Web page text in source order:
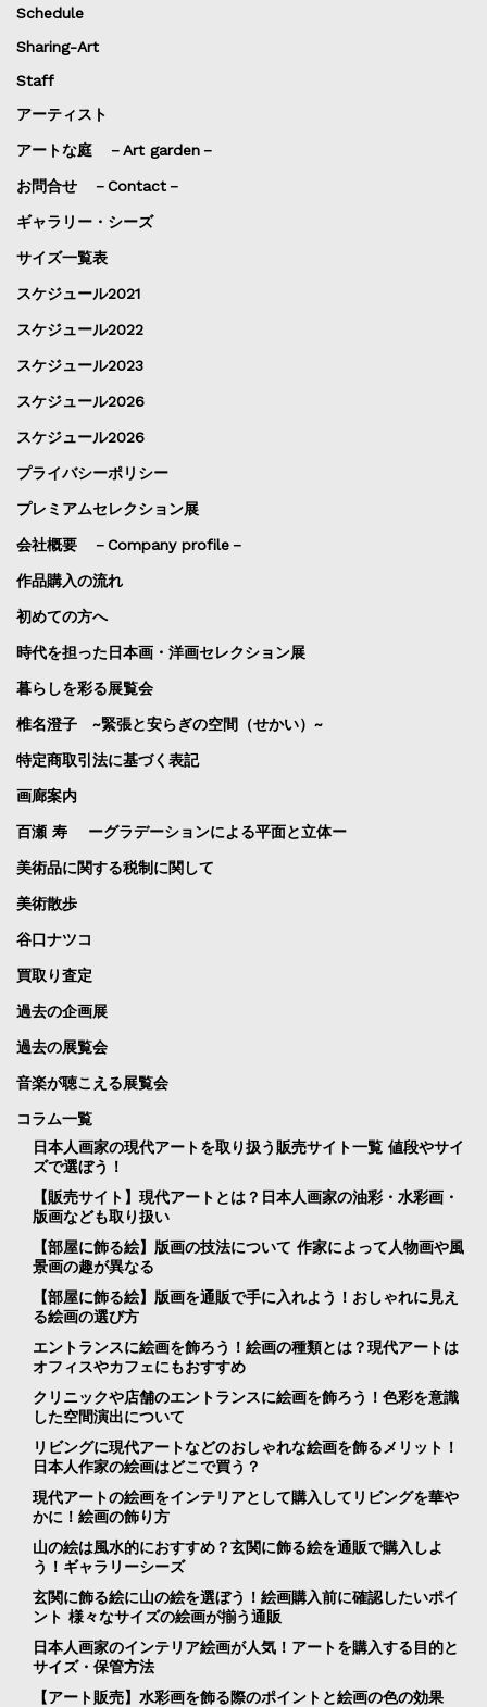
Schedule
Sharing-Art
Staff
アーティスト
アートな庭 －Art garden－
お問合せ －Contact－
ギャラリー・シーズ
サイズ一覧表
スケジュール2021
スケジュール2022
スケジュール2023
スケジュール2026
スケジュール2026
プライバシーポリシー
プレミアムセレクション展
会社概要 －Company profile－
作品購入の流れ
初めての方へ
時代を担った日本画・洋画セレクション展
暮らしを彩る展覧会
椎名澄子 ~緊張と安らぎの空間（せかい）~
特定商取引法に基づく表記
画廊案内
百瀬 寿 ーグラデーションによる平面と立体ー
美術品に関する税制に関して
美術散歩
谷口ナツコ
買取り査定
過去の企画展
過去の展覧会
音楽が聴こえる展覧会
コラム一覧
日本人画家の現代アートを取り扱う販売サイト一覧 値段やサイ
ズで選ぼう！
【販売サイト】現代アートとは？日本人画家の油彩・水彩画・
版画なども取り扱い
【部屋に飾る絵】版画の技法について 作家によって人物画や風
景画の趣が異なる
【部屋に飾る絵】版画を通販で手に入れよう！おしゃれに見え
る絵画の選び方
エントランスに絵画を飾ろう！絵画の種類とは？現代アートは
オフィスやカフェにもおすすめ
クリニックや店舗のエントランスに絵画を飾ろう！色彩を意識
した空間演出について
リビングに現代アートなどのおしゃれな絵画を飾るメリット！
日本人作家の絵画はどこで買う？
現代アートの絵画をインテリアとして購入してリビングを華や
かに！絵画の飾り方
山の絵は風水的におすすめ？玄関に飾る絵を通販で購入しよ
う！ギャラリーシーズ
玄関に飾る絵に山の絵を選ぼう！絵画購入前に確認したいポイ
ント 様々なサイズの絵画が揃う通販
日本人画家のインテリア絵画が人気！アートを購入する目的と
サイズ・保管方法
【アート販売】水彩画を飾る際のポイントと絵画の色の効果